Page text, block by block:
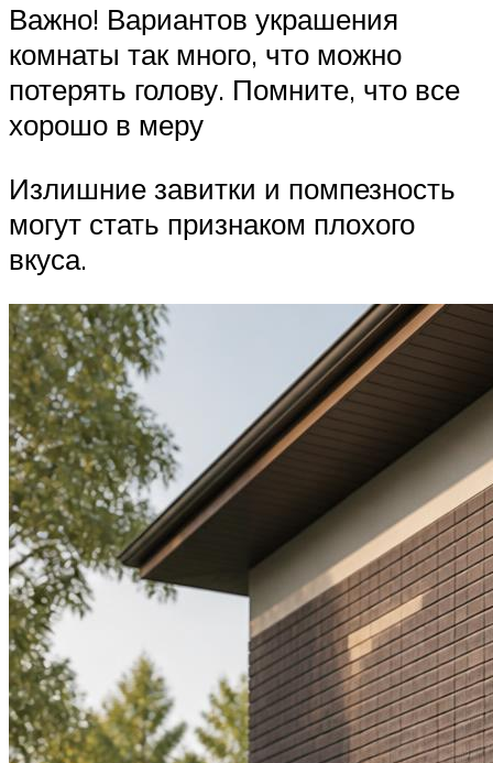
Важно! Вариантов украшения
комнаты так много, что можно
потерять голову. Помните, что все
хорошо в меру
Излишние завитки и помпезность
могут стать признаком плохого
вкуса.